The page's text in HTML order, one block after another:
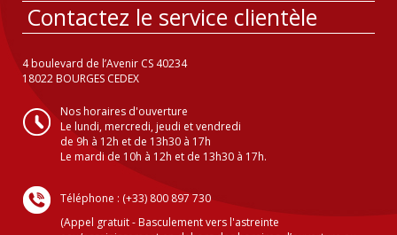
Contactez le service clientèle
4 boulevard de l’Avenir CS 40234
18022 BOURGES CEDEX
Nos horaires d'ouverture
Le lundi, mercredi, jeudi et vendredi
de 9h à 12h et de 13h30 à 17h
Le mardi de 10h à 12h et de 13h30 à 17h.
Téléphone : (+33) 800 897 730
(Appel gratuit - Basculement vers l'astreinte